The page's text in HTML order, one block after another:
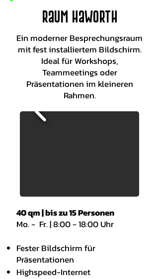
Raum Haworth
Ein moderner Besprechungsraum
mit fest installiertem Bildschirm.
Ideal für Workshops,
Teammeetings oder
Präsentationen im kleineren
Rahmen.​​
40 qm | bis zu 15 Personen
Mo. - Fr. | 8:00 - 18:00 Uhr
Fester Bildschirm für
Präsentationen
Highspeed-Internet